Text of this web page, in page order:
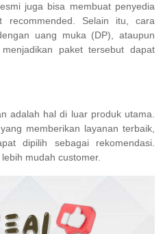
juga bisa membuat penyedia
recommended. Selain itu, cara
uang muka (DP), ataupun
paket tersebut dapat
adalah hal di luar produk utama.
memberikan layanan terbaik,
dipilih sebagai rekomendasi.
mudah customer.